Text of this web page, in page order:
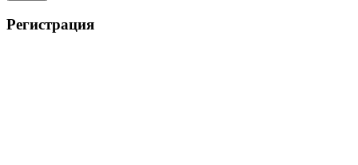
Регистрация